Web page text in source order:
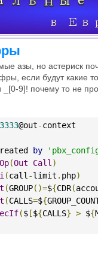
азы, но астериск
если будут какие
_[0-9]! почему то не
@out-context
by
(Out Call )
(call -limit . php)
(GROUP()=${CDR(
(CALLS=${
($[${CALLS} > ${